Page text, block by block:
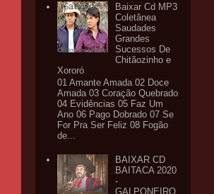
Baixar Cd MP3
Coletânea
Saudades
Grandes
Sucessos De
Chitãozinho e
Xororó
01 Amante Amada 02 Doce
Amada 03 Coração Quebrado
04 Evidências 05 Faz Um
Ano 06 Pago Dobrado 07 Se
For Pra Ser Feliz 08 Fogão
de...
BAIXAR CD
BAITACA 2020
-
GALPONEIRO